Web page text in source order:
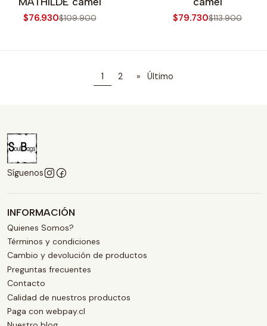
$76.930$109.900 $79.730$113.900
1 2 » Último
Síguenos
INFORMACIÓN
Quienes Somos?
Términos y condiciones
Cambio y devolución de productos
Preguntas frecuentes
Contacto
Calidad de nuestros productos
Paga con webpay.cl